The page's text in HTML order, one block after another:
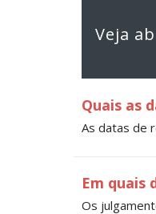
Veja
Quais as
As datas de
Em quais
Os